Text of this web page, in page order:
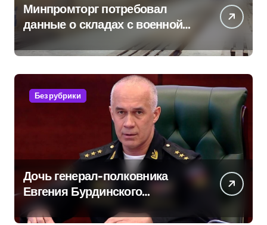
Минпромторг потребовал
данные о складах с военной
продукцией: предприятия
обратились в СК
Без рубрики
Дочь генерал-полковника
Евгения Бурдинского
оказывает платные услуги по